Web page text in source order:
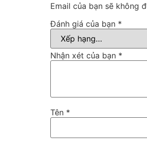
Email của bạn sẽ không
Đánh giá của bạn *
Nhận xét của bạn *
Tên *